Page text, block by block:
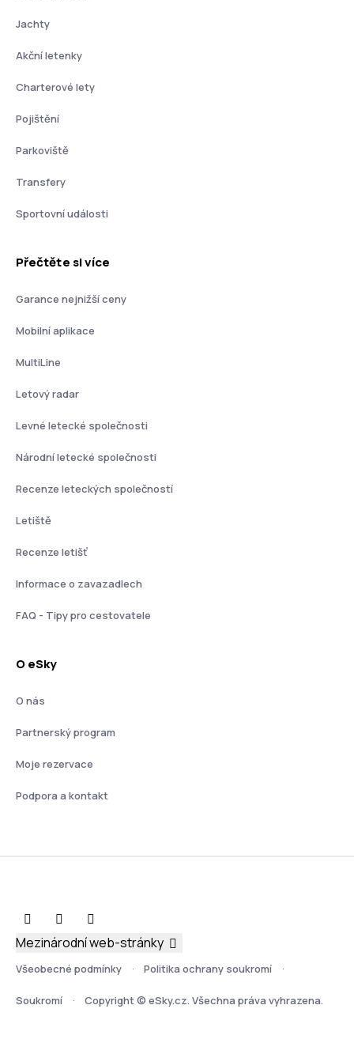
Jachty
Akční letenky
Charterové lety
Pojištění
Parkoviště
Transfery
Sportovní události
Přečtěte si více
Garance nejnižší ceny
Mobilní aplikace
MultiLine
Letový radar
Levné letecké společnosti
Národní letecké společnosti
Recenze leteckých společností
Letiště
Recenze letišť
Informace o zavazadlech
FAQ - Tipy pro cestovatele
O eSky
O nás
Partnerský program
Moje rezervace
Podpora a kontakt
Všeobecné podmínky Politika ochrany soukromí
Soukromí Copyright © eSky.cz. Všechna práva vyhrazena.
Mezinárodní web-stránky